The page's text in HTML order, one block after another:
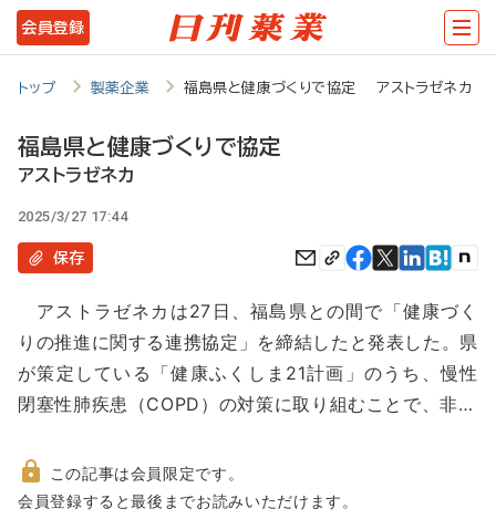
メ
イ
ツ
動
会員登録
トップ 製薬企業 福島県と健康づくりで協定 アストラゼネカ
福島県と健康づくりで協定
アストラゼネカ
2025/3/27 17:44
保存
アストラゼネカは27日、福島県との間で「健康づく
りの推進に関する連携協定」を締結したと発表した。県
が策定している「健康ふくしま21計画」のうち、慢性
閉塞性肺疾患（COPD）の対策に取り組むことで、非…
非
この記事は会員限定です。
会員登録すると最後までお読みいただけます。